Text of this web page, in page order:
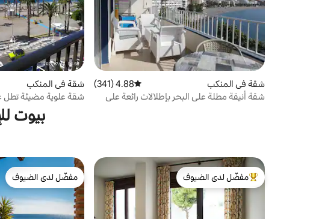
شقة في المنكب متوسط التقييم 4.88 من 5، 341 مراجعات
4.88 (341)
شقة أنيقة مطلة على البحر بإطلالات رائعة على
شقة في المنكب
شقة علوية مضيئة تطل
بيوت
من أبرز البيوت المفضّلة لدى الضيوف
مفضّل لدى الضيوف
مفضّل لدى الضيوف
مفضّل لدى الضيوف